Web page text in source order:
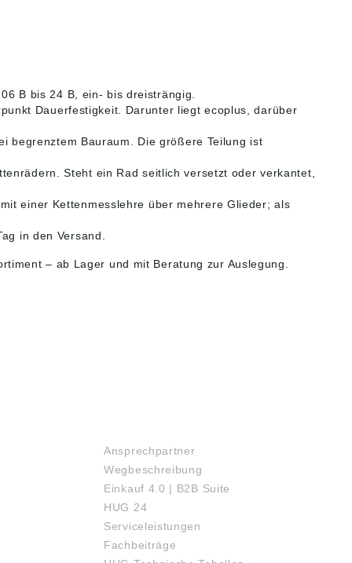
B bis 24 B, ein- bis dreisträngig.
Dauerfestigkeit. Darunter liegt ecoplus, darüber
begrenztem Bauraum. Die größere Teilung ist
Steht ein Rad seitlich versetzt oder verkantet,
einer Kettenmesslehre über mehrere Glieder; als
in den Versand.
– ab Lager und mit Beratung zur Auslegung.
Ansprechpartner
Wegbeschreibung
Einkauf 4.0 | B2B Suite
HUG 24
Serviceleistungen
Fachbeiträge